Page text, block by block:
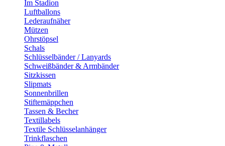
Im Stadion
Luftballons
Lederaufnäher
Mützen
Ohrstöpsel
Schals
Schlüsselbänder / Lanyards
Schweißbänder & Armbänder
Sitzkissen
Slipmats
Sonnenbrillen
Stiftemäppchen
Tassen & Becher
Textillabels
Textile Schlüsselanhänger
Trinkflaschen